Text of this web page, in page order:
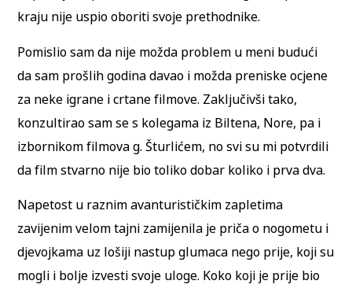
kraju nije uspio oboriti svoje prethodnike.
Pomislio sam da nije možda problem u meni budući
da sam prošlih godina davao i možda preniske ocjene
za neke igrane i crtane filmove. Zaključivši tako,
konzultirao sam se s kolegama iz Biltena, Nore, pa i
izbornikom filmova g. Šturlićem, no svi su mi potvrdili
da film stvarno nije bio toliko dobar koliko i prva dva.
Napetost u raznim avanturističkim zapletima
zavijenim velom tajni zamijenila je priča o nogometu i
djevojkama uz lošiji nastup glumaca nego prije, koji su
mogli i bolje izvesti svoje uloge. Koko koji je prije bio